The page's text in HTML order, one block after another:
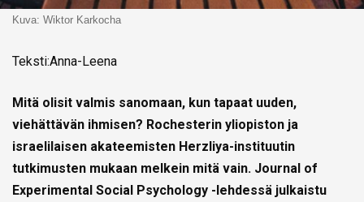
Kuva: Wiktor Karkocha
Teksti:Anna-Leena
Mitä olisit valmis sanomaan, kun tapaat uuden,
viehättävän ihmisen? Rochesterin yliopiston ja
israelilaisen akateemisten Herzliya-instituutin
tutkimusten mukaan melkein mitä vain. Journal of
Experimental Social Psychology -lehdessä julkaistu